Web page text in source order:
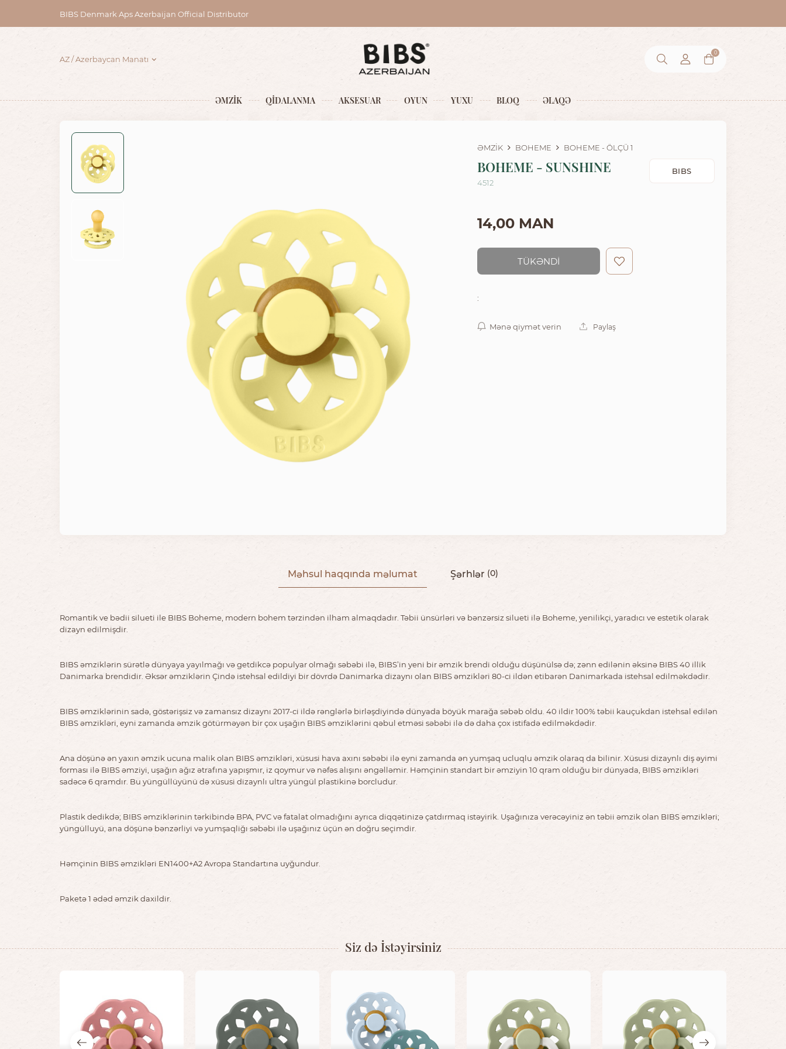
BIBS Denmark Aps Azerbaijan Official Distributor
AZ Azerbaycan Manatı
0
ƏMZİK QİDALANMA AKSESUAR OYUN YUXU BLOQ ƏLAQƏ
ƏMZİK BOHEME BOHEME - ÖLÇÜ 1
BIBS
BOHEME - SUNSHINE
4512
14,00 MAN
TÜKƏNDİ
:
Mənə qiymət verin Paylaş
Məhsul haqqında məlumat Şərhlər (0)
Romantik ve bədii silueti ile BIBS Boheme, modern bohem tərzindən ilham almaqdadır. Təbii ünsürləri və bənzərsiz silueti ilə Boheme, yenilikçi, yaradıcı ve estetik olarak
dizayn edilmişdir.
BIBS əmziklərin sürətlə dünyaya yayılmağı və getdikcə populyar olmağı səbəbi ilə, BIBS’in yeni bir əmzik brendi olduğu düşünülsə də; zənn edilənin əksinə BIBS 40 illik
Danimarka brendidir. Əksər əmziklərin Çində istehsal edildiyi bir dövrdə Danimarka dizaynı olan BIBS əmzikləri 80-ci ildən etibarən Danimarkada istehsal edilməkdədir.
BIBS əmziklərinin sadə, göstərişsiz və zamansız dizaynı 2017-ci ildə rənglərlə birləşdiyində dünyada böyük marağa səbəb oldu. 40 ildir 100% təbii kauçukdan istehsal edilən
BIBS əmzikləri, eyni zamanda əmzik götürməyən bir çox uşağın BIBS əmziklərini qəbul etməsi səbəbi ilə də daha çox istifadə edilməkdədir.
Ana döşünə ən yaxın əmzik ucuna malik olan BIBS əmzikləri, xüsusi hava axını səbəbi ilə eyni zamanda ən yumşaq ucluqlu əmzik olaraq da bilinir. Xüsusi dizaynlı diş əyimi
forması ilə BIBS əmziyi, uşağın ağız ətrafına yapışmır, iz qoymur və nəfəs alışını əngəlləmir. Həmçinin standart bir əmziyin 10 qram olduğu bir dünyada, BIBS əmzikləri
sadəcə 6 qramdır. Bu yüngüllüyünü də xüsusi dizaynlı ultra yüngül plastikinə borcludur.
Plastik dedikdə; BIBS əmziklərinin tərkibində BPA, PVC və fatalat olmadığını ayrıca diqqətinizə çatdırmaq istəyirik. Uşağınıza verəcəyiniz ən təbii əmzik olan BIBS əmzikləri;
yüngülluyü, ana döşünə bənzərliyi və yumşaqliğı səbəbi ilə uşağınız üçün ən doğru seçimdir.
Həmçinin BIBS əmzikləri EN1400+A2 Avropa Standartına uyğundur.
Paketə 1 ədəd əmzik daxildir.
Siz də İstəyirsiniz